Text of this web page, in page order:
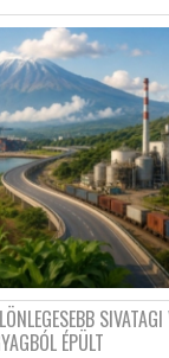
ÉPÜLT